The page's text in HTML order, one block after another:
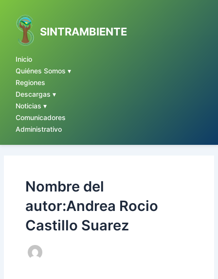
SINTRAMBIENTE
Inicio
Quiénes Somos ▾
Regiones
Descargas ▾
Noticias ▾
Comunicadores
Administrativo
contenido
Nombre del
autor:Andrea Rocio
Castillo Suarez